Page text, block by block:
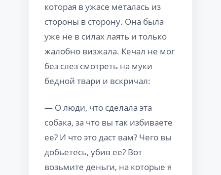
которая в ужасе металась из
стороны в сторону. Она была
уже не в силах лаять и только
жалобно визжала. Кечал не мог
без слез смотреть на муки
бедной твари и вскричал:
— О люди, что сделала эта
собака, за что вы так избиваете
ее? И что это даст вам? Чего вы
добьетесь, убив ее? Вот
возьмите деньги, на которые я